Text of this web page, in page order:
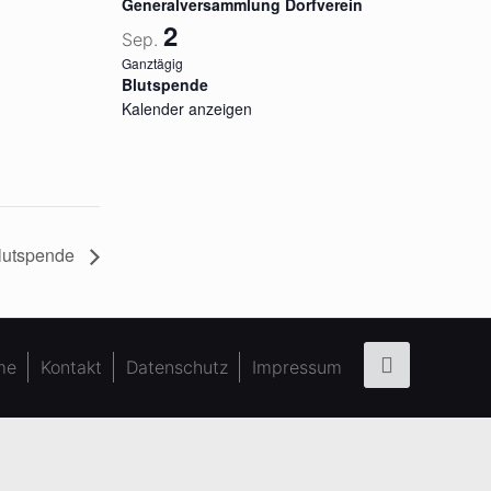
Generalversammlung Dorfverein
Sep. 2
Ganztägig
Blutspende
Kalender anzeigen
Kontakt Datenschutz Impressum